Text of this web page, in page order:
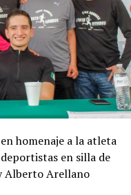
homenaje a la atleta
en silla de
Alberto Arellano